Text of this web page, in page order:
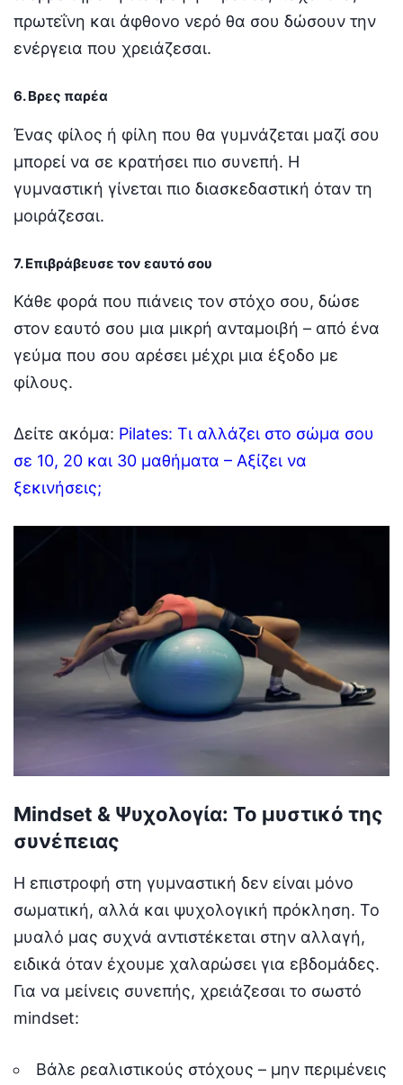
πρωτεΐνη και άφθονο νερό θα σου δώσουν την
ενέργεια που χρειάζεσαι.
6. Βρες παρέα
Ένας φίλος ή φίλη που θα γυμνάζεται μαζί σου
μπορεί να σε κρατήσει πιο συνεπή. Η
γυμναστική γίνεται πιο διασκεδαστική όταν τη
μοιράζεσαι.
7. Επιβράβευσε τον εαυτό σου
Κάθε φορά που πιάνεις τον στόχο σου, δώσε
στον εαυτό σου μια μικρή ανταμοιβή – από ένα
γεύμα που σου αρέσει μέχρι μια έξοδο με
φίλους.
Δείτε ακόμα: Pilates: Τι αλλάζει στο σώμα σου
σε 10, 20 και 30 μαθήματα – Αξίζει να
ξεκινήσεις;
Mindset & Ψυχολογία: Το μυστικό της
συνέπειας
Η επιστροφή στη γυμναστική δεν είναι μόνο
σωματική, αλλά και ψυχολογική πρόκληση. Το
μυαλό μας συχνά αντιστέκεται στην αλλαγή,
ειδικά όταν έχουμε χαλαρώσει για εβδομάδες.
Για να μείνεις συνεπής, χρειάζεσαι το σωστό
mindset:
Βάλε ρεαλιστικούς στόχους – μην περιμένεις